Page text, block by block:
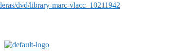
dvd/library-marc-vlacc_10211942